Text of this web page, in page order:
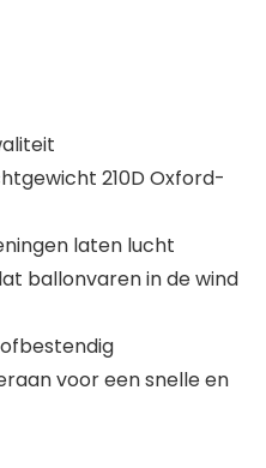
210D Oxford-
laten lucht
ballonvaren in de wind
voor een snelle en